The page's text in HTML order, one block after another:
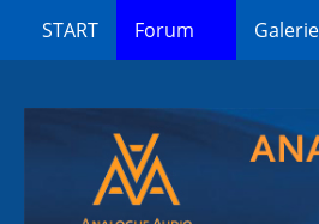
START Forum Galerie